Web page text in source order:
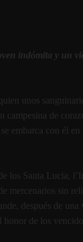
indómita y un
unos
de
embarca con él
los Santa Lucia,
mercenarios sin
después de
honor de los